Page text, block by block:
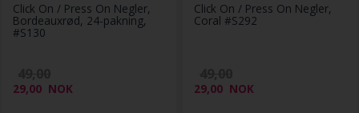
Click On / Press On Negler,
Bordeauxrød, 24-pakning,
#S130
29,00 NOK
Click On / Press On Negler,
Coral #S292
29,00 NOK